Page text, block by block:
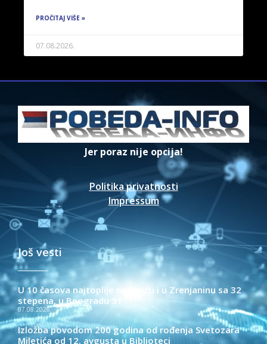
PROČITAJ VIŠE »
07.08.2026.
Jer poraz nije opcija!
Politika privatnosti
Impressum
Još vesti
U 10 časova najtoplije na Paliću i u Zrenjaninu sa 32
stepena, u Beogradu 31
07.08.2026.
Izložba povodom 200 godina od rođenja Svetozara
Miletića od 12. avgusta u Biblioteci